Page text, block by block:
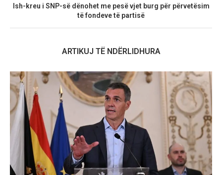
Ish-kreu i SNP-së dënohet me pesë vjet burg për përvetësim
të fondeve të partisë
ARTIKUJ TË NDËRLIDHURA